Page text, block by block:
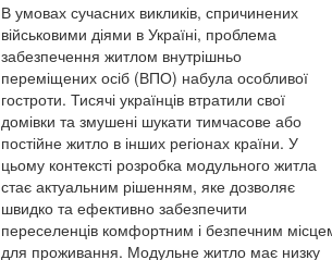
В умовах сучасних викликів, спричинених
військовими діями в Україні, проблема
забезпечення житлом внутрішньо
переміщених осіб (ВПО) набула особливої
гостроти. Тисячі українців втратили свої
домівки та змушені шукати тимчасове або
постійне житло в інших регіонах країни. У
цьому контексті розробка модульного житла
стає актуальним рішенням, яке дозволяє
швидко та ефективно забезпечити
переселенців комфортним і безпечним
для проживання. Модульне житло має низку